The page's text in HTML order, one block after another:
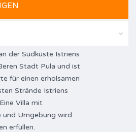
der Südküste Istriens
Stadt Pula und ist
für einen erholsamen
Strände Istriens
Villa mit
und Umgebung wird
erfüllen.